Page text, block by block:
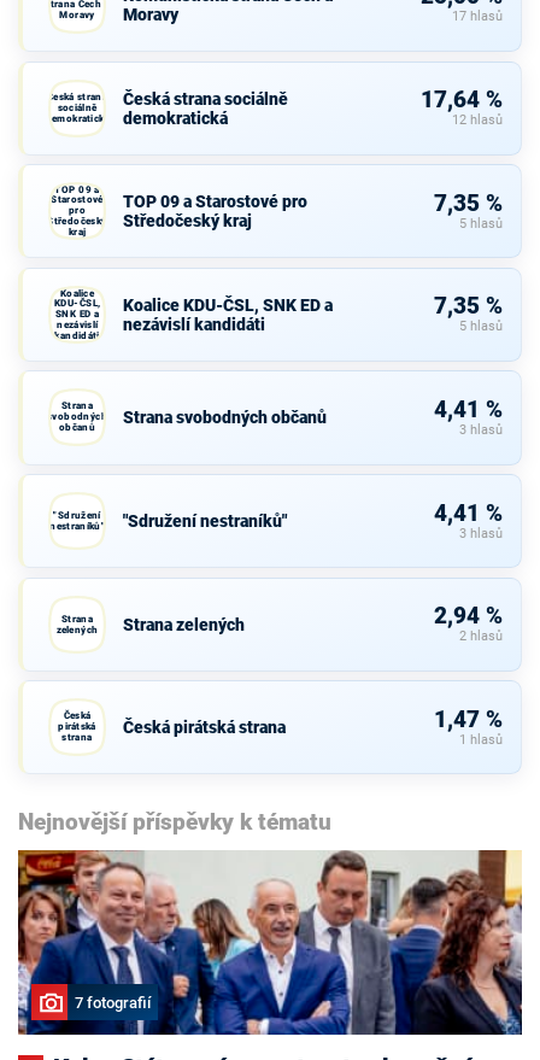
strana Čech a
Moravy
Moravy
17 hlasů
Česká strana
sociálně
demokratická
Česká strana sociálně
demokratická
17,64 %
12 hlasů
TOP 09 a
Starostové
pro
Středočeský
kraj
TOP 09 a Starostové pro
Středočeský kraj
7,35 %
5 hlasů
Koalice
KDU-ČSL,
SNK ED a
nezávislí
kandidáti
Koalice KDU-ČSL, SNK ED a
nezávislí kandidáti
7,35 %
5 hlasů
Strana
svobodných
občanů
Strana svobodných občanů 4,41 %
3 hlasů
"Sdružení
nestraníků"
"Sdružení nestraníků" 4,41 %
3 hlasů
Strana
zelených
Strana zelených 2,94 %
2 hlasů
Česká
pirátská
strana
Česká pirátská strana 1,47 %
1 hlasů
Nejnovější příspěvky k tématu
7 fotografií